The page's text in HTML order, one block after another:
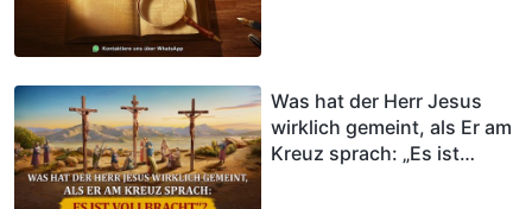
Was hat der Herr Jesus
wirklich gemeint, als Er am
Kreuz sprach: „Es ist